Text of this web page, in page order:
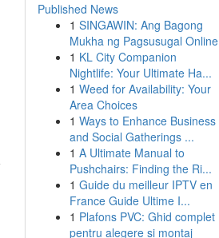
Published News
1 SINGAWIN: Ang Bagong
Mukha ng Pagsusugal Online
1 KL City Companion
Nightlife: Your Ultimate Ha...
1 Weed for Availability: Your
Area Choices
1 Ways to Enhance Business
and Social Gatherings ...
1 A Ultimate Manual to
Pushchairs: Finding the Ri...
1 Guide du meilleur IPTV en
France Guide Ultime I...
1 Plafons PVC: Ghid complet
pentru alegere și montaj